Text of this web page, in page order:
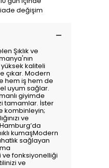
iade değişim
Şıklık ve
kaliteli
çıkar. Modern
hem iş hem de
uyum sağlar.
giyimde
tamamlar. İster
kombinleyin;
ve
kumaşModern
sağlayan
fonksiyonelliği
ve